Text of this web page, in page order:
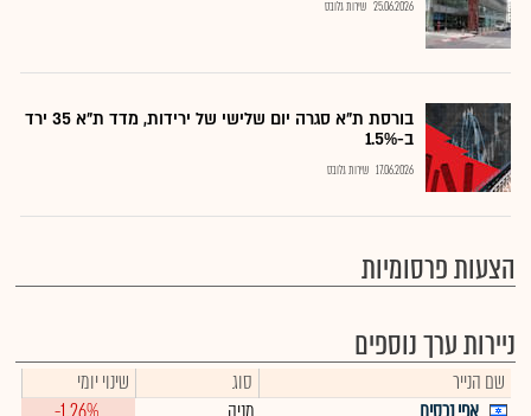
25.06.2026 שירות גלובס
בורסת ת"א סגרה יום שלישי של ירידות, מדד ת"א 35 ירד
ב-1.5%
17.06.2026 שירות גלובס
הצעות פרסומיות
ניירות ערך נוספים
שם הנייר סוג
שינוי יומי